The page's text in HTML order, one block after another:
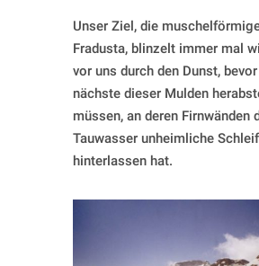
Unser Ziel, die
Fradusta, blinzelt immer mal
vor uns durch den Dunst,
nächste dieser Mulden
müssen, an deren Firnwänden
Tauwasser unheimliche
hinterlassen hat.